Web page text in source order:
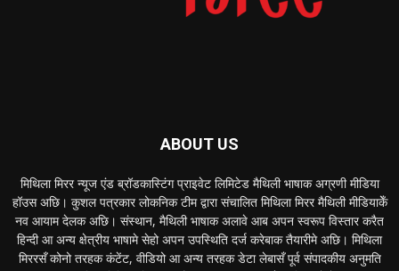
ABOUT US
मिथिला मिरर न्यूज एंड ब्रॉडकास्टिंग प्राइवेट लिमिटेड मैथिली भाषाक अग्रणी मीडिया
हॉउस अछि। कुशल पत्रकार लोकनिक टीम द्वारा संचालित मिथिला मिरर मैथिली मीडियाकेँ
नव आयाम देलक अछि। संस्थान, मैथिली भाषाक अलावे आब अपन स्वरूप विस्तार करैत
हिन्दी आ अन्य क्षेत्रीय भाषामे सेहो अपन उपस्थिति दर्ज करेबाक तैयारीमे अछि। मिथिला
मिररसँ कोनो तरहक कंटेंट, वीडियो आ अन्य तरहक डेटा लेबासँ पूर्व संपादकीय अनुमति